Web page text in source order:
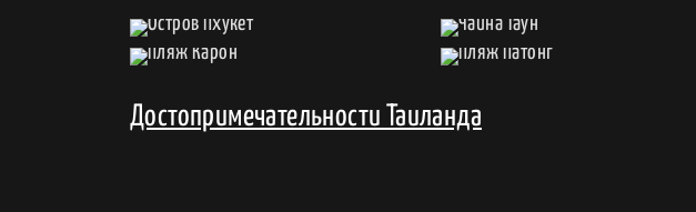
Достопримечательности Таиланда